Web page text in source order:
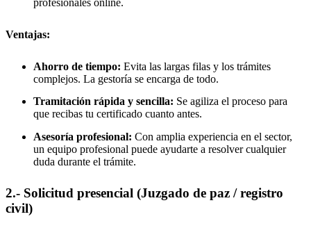
Ventajas:
Ahorro de tiempo: Evita las largas filas y los trámites
complejos. La gestoría se encarga de todo.
Tramitación rápida y sencilla: Se agiliza el proceso para
que recibas tu certificado cuanto antes.
Asesoría profesional: Con amplia experiencia en el sector,
un equipo profesional puede ayudarte a resolver cualquier
duda durante el trámite.
2.- Solicitud presencial (Juzgado de paz / registro
civil)